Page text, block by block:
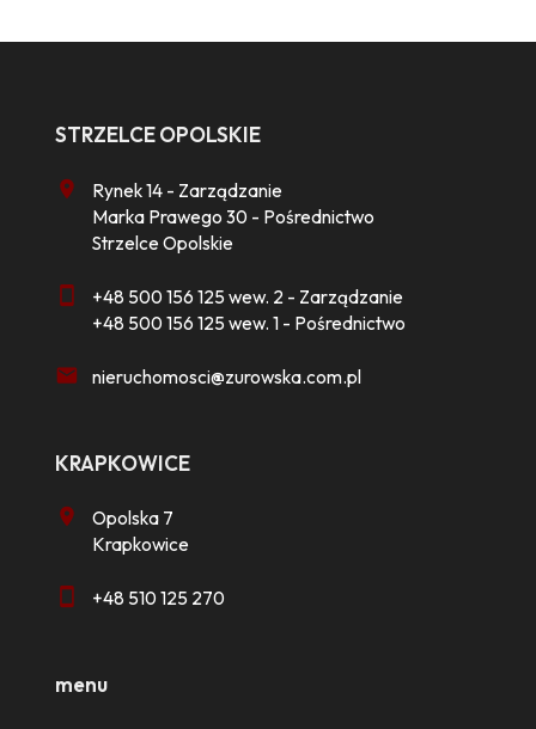
STRZELCE OPOLSKIE
Rynek 14 - Zarządzanie
Marka Prawego 30 - Pośrednictwo
Strzelce Opolskie
+48 500 156 125 wew. 2 - Zarządzanie
+48 500 156 125 wew. 1 - Pośrednictwo
nieruchomosci@zurowska.com.pl
KRAPKOWICE
Opolska 7
Krapkowice
+48 510 125 270
menu